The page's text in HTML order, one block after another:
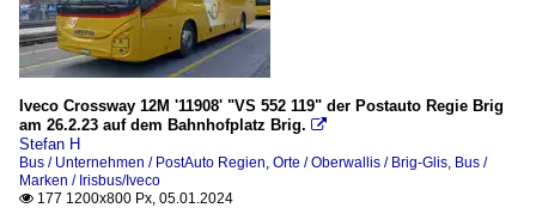
Iveco Crossway 12M '11908' "VS 552 119" der Postauto Regie Brig
am 26.2.23 auf dem Bahnhofplatz Brig. 
Stefan H
Bus / Unternehmen / PostAuto Regien, Orte / Oberwallis / Brig-Glis, Bus /
Marken / Irisbus/Iveco
 177 1200x800 Px, 05.01.2024